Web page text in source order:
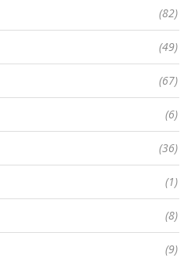
(82)
(49)
(67)
(6)
(36)
(1)
(8)
(9)